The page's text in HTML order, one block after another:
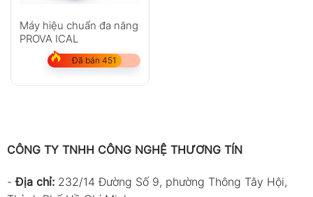
Máy hiệu chuẩn đa năng
PROVA ICAL
Đã bán 451
CÔNG TY TNHH CÔNG NGHỆ THƯƠNG TÍN
-Địa chỉ: 232/14 Đường Số 9, phường Thông Tây Hội,